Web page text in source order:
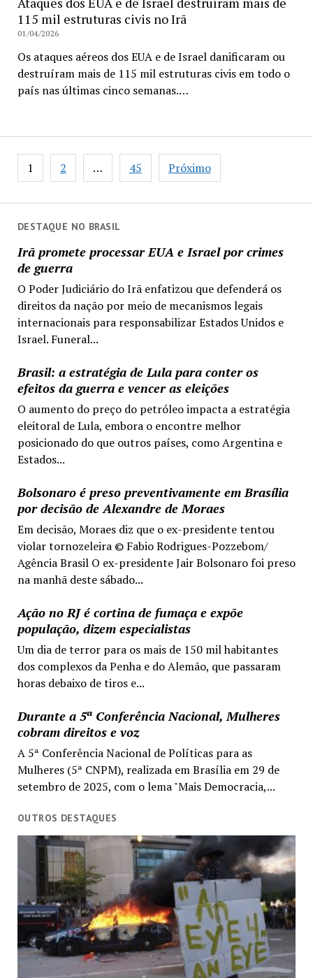
DESTAQUE NO BRASIL
Irã promete processar EUA e Israel por crimes
de guerra
O Poder Judiciário do Irã enfatizou que defenderá os
direitos da nação por meio de mecanismos legais
internacionais para responsabilizar Estados Unidos e
Israel. Funeral...
Brasil: a estratégia de Lula para conter os
efeitos da guerra e vencer as eleições
O aumento do preço do petróleo impacta a estratégia
eleitoral de Lula, embora o encontre melhor
posicionado do que outros países, como Argentina e
Estados...
Bolsonaro é preso preventivamente em Brasília
por decisão de Alexandre de Moraes
Em decisão, Moraes diz que o ex-presidente tentou
violar tornozeleira © Fabio Rodrigues-Pozzebom/
Agência Brasil O ex-presidente Jair Bolsonaro foi preso
na manhã deste sábado...
Ação no RJ é cortina de fumaça e expõe
população, dizem especialistas
Um dia de terror para os mais de 150 mil habitantes
dos complexos da Penha e do Alemão, que passaram
horas debaixo de tiros e...
Durante a 5ª Conferência Nacional, Mulheres
cobram direitos e voz
A 5ª Conferência Nacional de Políticas para as
Mulheres (5ª CNPM), realizada em Brasília em 29 de
setembro de 2025, com o lema "Mais Democracia,...
OUTROS DESTAQUES
115 mil estruturas civis no Irã
01/04/2026
Os ataques aéreos dos EUA e de Israel danificaram ou
destruíram mais de 115 mil estruturas civis em todo o
país nas últimas cinco semanas.…
Paginação
de
1 2 … 45 Próximo